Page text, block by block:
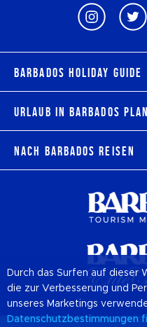
Barbados Holiday Guide
Urlaub in Barbados
Nach Barbados reisen
Durch das Surfen auf dieser
die zur Verbesserung und
unseres Marketings
Datenschutzbestimmungen